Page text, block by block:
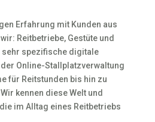
Erfahrung mit Kunden aus
Reitbetriebe, Gestüte und
sehr spezifische digitale
Online-Stallplatzverwaltung
für Reitstunden bis hin zu
kennen diese Welt und
im Alltag eines Reitbetriebs